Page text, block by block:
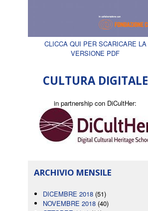
CLICCA QUI PER SCARICARE LA
VERSIONE PDF
CULTURA DIGITALE
in partnership con DiCultHer:
ARCHIVIO MENSILE
DICEMBRE 2018 (51)
NOVEMBRE 2018 (40)